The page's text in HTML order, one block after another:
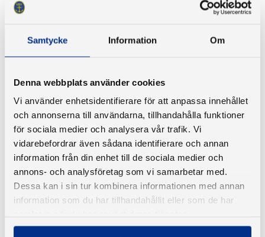
Samtycke Information Om
Denna webbplats använder cookies
Vi använder enhetsidentifierare för att anpassa innehållet
och annonserna till användarna, tillhandahålla funktioner
för sociala medier och analysera vår trafik. Vi
vidarebefordrar även sådana identifierare och annan
information från din enhet till de sociala medier och
annons- och analysföretag som vi samarbetar med.
Dessa kan i sin tur kombinera informationen med annan
information som du har tillhandahållit eller som de har
Beställningar görs enklast på staplesnetshop.seeller genom
kundtjänst.
Fax 033-20 65 90
Mail kundtjanst@staples.se
Se hela erbjudandethär.
Se Staples sortimenthär.
Tillbaka